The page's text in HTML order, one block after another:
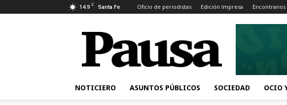
14.9 C Santa Fe Oficio de periodistas Edición Impresa
Pausa
NOTICIERO ASUNTOS PÚBLICOS SOCIEDAD OCIO